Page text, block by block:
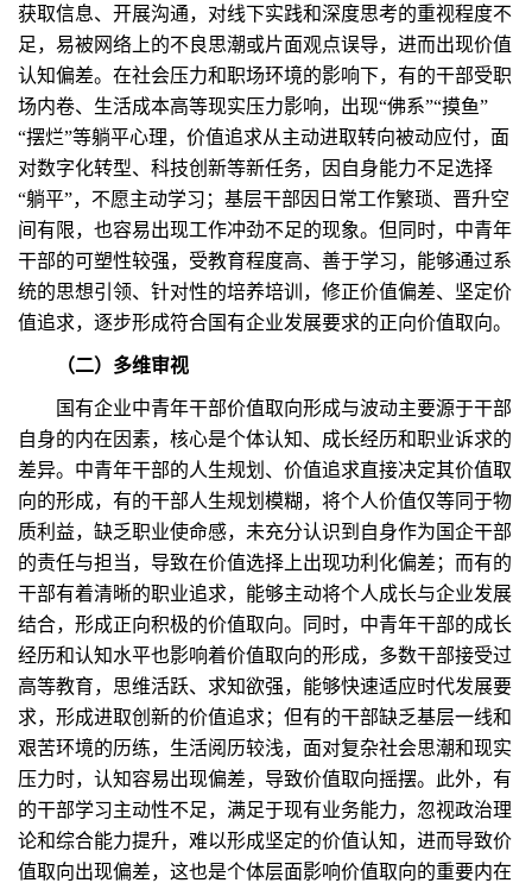
获取信息、开展沟通，对线下实践和深度思考的重视程度不
足，易被网络上的不良思潮或片面观点误导，进而出现价值
认知偏差。在社会压力和职场环境的影响下，有的干部受职
场内卷、生活成本高等现实压力影响，出现“佛系”“摸鱼”
“摆烂”等躺平心理，价值追求从主动进取转向被动应付，面
对数字化转型、科技创新等新任务，因自身能力不足选择
“躺平”，不愿主动学习；基层干部因日常工作繁琐、晋升空
间有限，也容易出现工作冲劲不足的现象。但同时，中青年
干部的可塑性较强，受教育程度高、善于学习，能够通过系
统的思想引领、针对性的培养培训，修正价值偏差、坚定价
值追求，逐步形成符合国有企业发展要求的正向价值取向。
（二）多维审视
国有企业中青年干部价值取向形成与波动主要源于干部
自身的内在因素，核心是个体认知、成长经历和职业诉求的
差异。中青年干部的人生规划、价值追求直接决定其价值取
向的形成，有的干部人生规划模糊，将个人价值仅等同于物
质利益，缺乏职业使命感，未充分认识到自身作为国企干部
的责任与担当，导致在价值选择上出现功利化偏差；而有的
干部有着清晰的职业追求，能够主动将个人成长与企业发展
结合，形成正向积极的价值取向。同时，中青年干部的成长
经历和认知水平也影响着价值取向的形成，多数干部接受过
高等教育，思维活跃、求知欲强，能够快速适应时代发展要
求，形成进取创新的价值追求；但有的干部缺乏基层一线和
艰苦环境的历练，生活阅历较浅，面对复杂社会思潮和现实
压力时，认知容易出现偏差，导致价值取向摇摆。此外，有
的干部学习主动性不足，满足于现有业务能力，忽视政治理
论和综合能力提升，难以形成坚定的价值认知，进而导致价
值取向出现偏差，这也是个体层面影响价值取向的重要内在